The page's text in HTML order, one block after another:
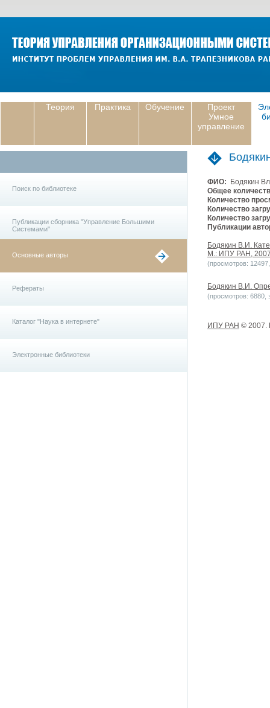
Теория Практика Обучение
Проект
Умное
управление
Поиск по библиотеке
Публикации сборника "Управление Большими
Системами"
Основные авторы
Рефераты
Каталог "Наука в интернете"
Электронные библиотеки
ФИО: Бодякин
Общее
Количество
Количество
Количество
Публикации
Бодякин В.И.
М.: ИПУ РАН,
(просмотров:
Бодякин В.И.
(просмотров: 6880,
ИПУ РАН © 2007.